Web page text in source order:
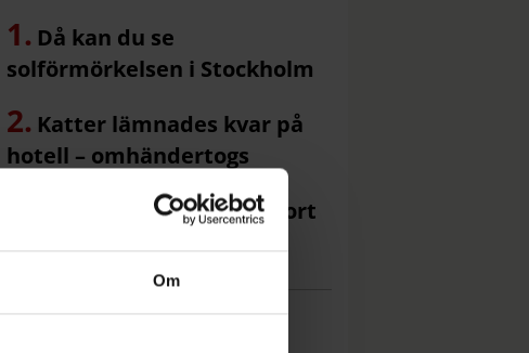
Om
Då kan du se
solförmörkelsen i Stockholm
Katter lämnades kvar på
hotell – omhändertogs
Efter badklådan – tar bort